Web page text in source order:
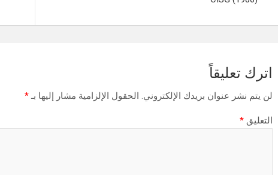
اترك تعليقاً
لن يتم نشر عنوان بريدك الإلكتروني. الحقول الإلزامية مشار إليها بـ*
التعليق *